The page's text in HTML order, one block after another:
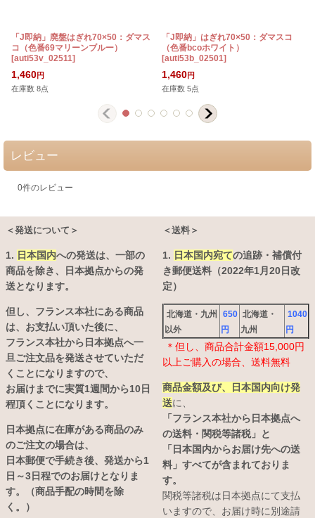
「J即納」廃盤はぎれ70×50：ダマス
コ（色番69マリーンブルー）
[auti53v_02511]
1,460円
在庫数 8点
「J即納」はぎれ70×50：ダマスコ
（色番bcoホワイト）
[auti53b_02501]
1,460円
在庫数 5点
レビュー
0件のレビュー
＜発送について＞
1. 日本国内への発送は、 一部の
商品を除き、日本拠点からの発
送となります。
但し、フランス本社にある商品
は、お支払い頂いた後に、
フランス本社から日本拠点へ一
旦ご注文品を発送させていただ
くことになりますので、
お届けまでに実質1週間から10日
程頂くことになります。
日本拠点に在庫がある商品のみ
のご注文の場合は、
日本郵便で手続き後、発送から1
日～3日程でのお届けとなりま
す。（商品手配の時間を除
く。）
＜送料＞
1. 日本国内宛ての追跡・補償付
き郵便送料（2022年1月20日改
定）
北海道・九州
以外
650
円
北海道・
九州
1040
円
＊但し、商品合計金額15,000円
以上ご購入の場合、送料無料
商品金額及び、日本国内向け発
送に、
「フランス本社から日本拠点へ
の送料・関税等諸税」と
「日本国内からお届け先への送
料」すべてが含まれておりま
す。
関税等諸税は日本拠点にて支払
いますので、お届け時に別途請